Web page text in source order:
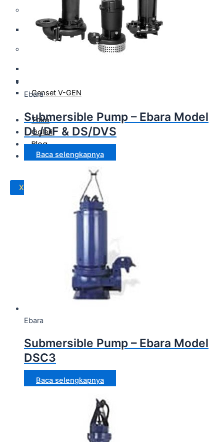
Panel & Kontrol
Panel Electric Pump
Genset V-GEN
Toko
Galeri
Blog
Kontak
X
Ebara
Submersible Pump – Ebara Model
DL/DF & DS/DVS
Baca selengkapnya
Ebara
Submersible Pump – Ebara Model
DSC3
Baca selengkapnya